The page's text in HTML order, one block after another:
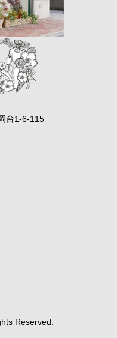
台1-6-115
Reserved.